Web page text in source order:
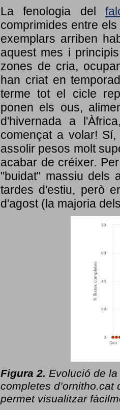
La fenologia del
comprimides entre
exemplars arriben
aquest mes i
zones de cria,
han criat en
terme tot el cicle
ponen els ous,
d'hivernada a
començat a volar!
assolir pesos molt
acabar de créixer.
"buidat" massiu dels
tardes d'estiu, però
d'agost (la majoria
Figura 2. Evolució de la
completes d’ornitho.cat
permet visualitzar